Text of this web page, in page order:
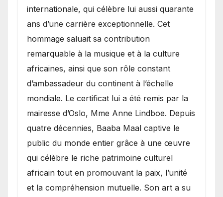
internationale, qui célèbre lui aussi quarante
ans d’une carrière exceptionnelle. Cet
hommage saluait sa contribution
remarquable à la musique et à la culture
africaines, ainsi que son rôle constant
d’ambassadeur du continent à l’échelle
mondiale. Le certificat lui a été remis par la
mairesse d’Oslo, Mme Anne Lindboe. Depuis
quatre décennies, Baaba Maal captive le
public du monde entier grâce à une œuvre
qui célèbre le riche patrimoine culturel
africain tout en promouvant la paix, l’unité
et la compréhension mutuelle. Son art a su